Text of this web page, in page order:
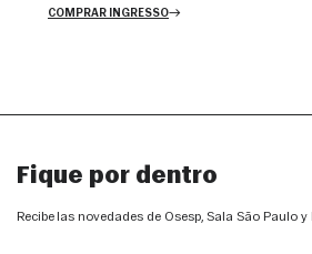
COMPRAR INGRESSO
Fique por dentro
Recibe las novedades de Osesp, Sala São Paulo